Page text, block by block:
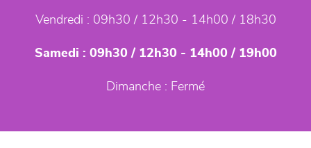
Vendredi : 09h30 / 12h30 - 14h00 / 18h30
Samedi : 09h30 / 12h30 - 14h00 / 19h00
Dimanche : Fermé